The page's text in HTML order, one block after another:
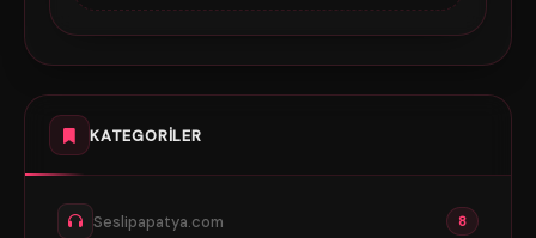
KATEGORILER
Seslipapatya.com 8